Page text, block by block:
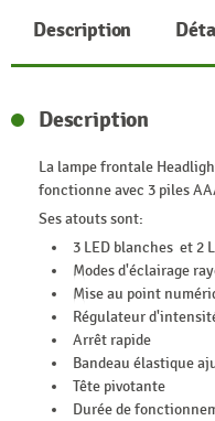
Description
Description
La lampe frontale
fonctionne avec 3 piles
Ses atouts sont:
3 LED blanches et 2
Modes d'éclairage
Mise au point
Régulateur
Arrêt rapide
Bandeau élastique
Tête pivotante
Durée de